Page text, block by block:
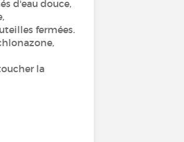
d'eau douce,
fermées.
la